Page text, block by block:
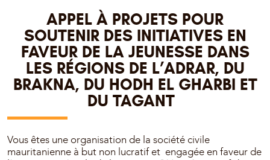
APPEL À PROJETS POUR
SOUTENIR DES INITIATIVES EN
FAVEUR DE LA JEUNESSE DANS
LES RÉGIONS DE L’ADRAR, DU
BRAKNA, DU HODH EL GHARBI ET
DU TAGANT
Vous êtes une organisation de la société civile
mauritanienne à but non lucratif et engagée en faveur de